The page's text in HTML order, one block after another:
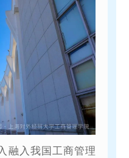
融入我国工商管理